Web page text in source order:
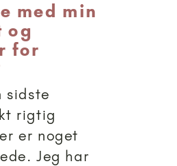
med min
og
for
sidste
rigtig
er noget
Jeg har